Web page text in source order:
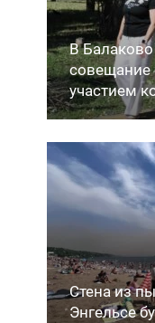
В
совещание
участием
Стена из
Энгельсе